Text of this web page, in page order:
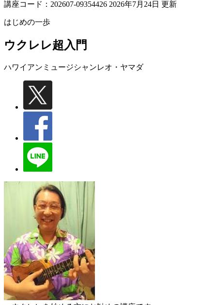
講座コード：202607-09354426 2026年7月24日 更新
はじめの一歩
ウクレレ超入門
ハワイアンミュージシャンレオ・ヤマダ